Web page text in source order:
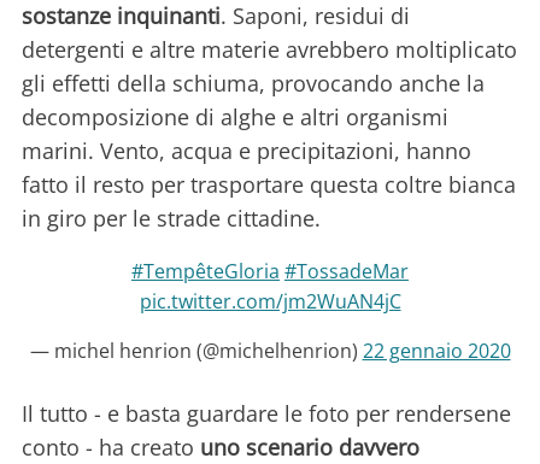
sostanze inquinanti. Saponi, residui di
detergenti e altre materie avrebbero moltiplicato
gli effetti della schiuma, provocando anche la
decomposizione di alghe e altri organismi
marini. Vento, acqua e precipitazioni, hanno
fatto il resto per trasportare questa coltre bianca
in giro per le strade cittadine.
#TempêteGloria #TossadeMar
pic.twitter.com/jm2WuAN4jC
— michel henrion (@michelhenrion) 22 gennaio 2020
Il tutto - e basta guardare le foto per rendersene
conto - ha creato uno scenario davvero